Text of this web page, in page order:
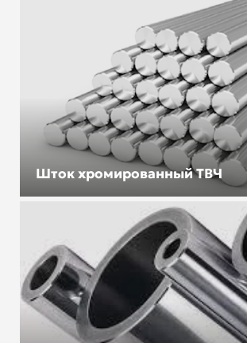
Шток хромированный ТВЧ